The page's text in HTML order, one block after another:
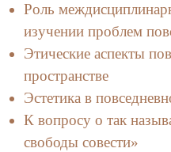
Роль
изучении проблем
Этические аспекты
пространстве
Эстетика в
К вопросу о так
свободы совести»